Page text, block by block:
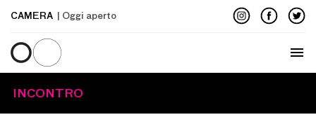
CAMERA | Oggi aperto
Menu
INCONTRO